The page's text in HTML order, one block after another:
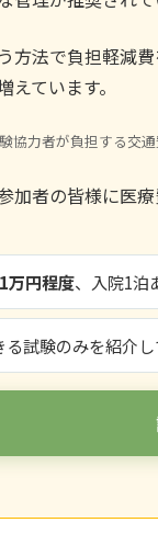
方法で負担軽減
ています。
協力者が負担する交
加者の皆様に医
1万円程度、入院1泊
試験のみを紹介